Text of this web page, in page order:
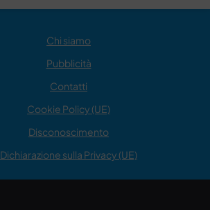
Chi siamo
Pubblicità
Contatti
Cookie Policy (UE)
Disconoscimento
Dichiarazione sulla Privacy (UE)